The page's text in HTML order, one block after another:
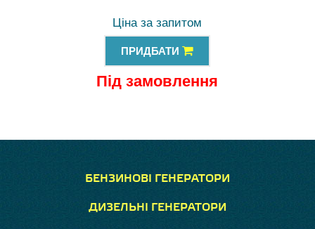
Ціна за запитом
ПРИДБАТИ
Під замовлення
БЕНЗИНОВІ ГЕНЕРАТОРИ
ДИЗЕЛЬНІ ГЕНЕРАТОРИ